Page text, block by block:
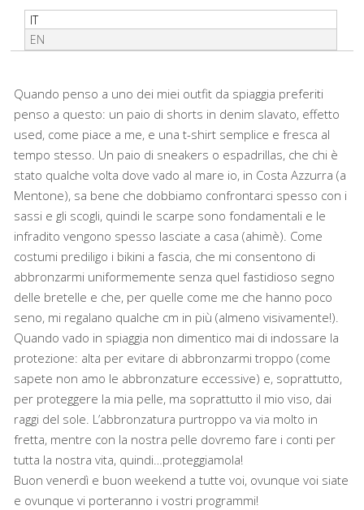
IT
EN
Quando penso a uno dei miei outfit da spiaggia preferiti
penso a questo: un paio di shorts in denim slavato, effetto
used, come piace a me, e una t-shirt semplice e fresca al
tempo stesso. Un paio di sneakers o espadrillas, che chi è
stato qualche volta dove vado al mare io, in Costa Azzurra (a
Mentone), sa bene che dobbiamo confrontarci spesso con i
sassi e gli scogli, quindi le scarpe sono fondamentali e le
infradito vengono spesso lasciate a casa (ahimè). Come
costumi prediligo i bikini a fascia, che mi consentono di
abbronzarmi uniformemente senza quel fastidioso segno
delle bretelle e che, per quelle come me che hanno poco
seno, mi regalano qualche cm in più (almeno visivamente!).
Quando vado in spiaggia non dimentico mai di indossare la
protezione: alta per evitare di abbronzarmi troppo (come
sapete non amo le abbronzature eccessive) e, soprattutto,
per proteggere la mia pelle, ma soprattutto il mio viso, dai
raggi del sole. L’abbronzatura purtroppo va via molto in
fretta, mentre con la nostra pelle dovremo fare i conti per
tutta la nostra vita, quindi…proteggiamola!
Buon venerdì e buon weekend a tutte voi, ovunque voi siate
e ovunque vi porteranno i vostri programmi!